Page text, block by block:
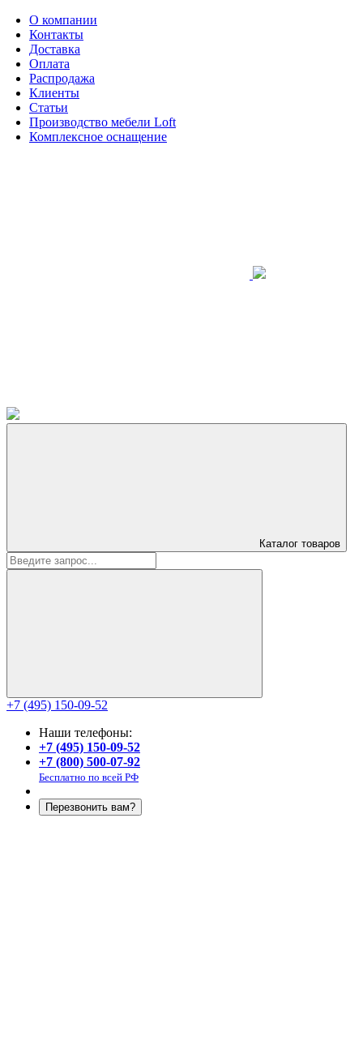
О компании
Контакты
Доставка
Оплата
Распродажа
Клиенты
Статьи
Производство мебели Loft
Комплексное оснащение
Каталог товаров
+7 (495) 150-09-52
Наши телефоны:
+7 (495) 150-09-52
+7 (800) 500-07-92
Бесплатно по всей РФ
Перезвонить вам?